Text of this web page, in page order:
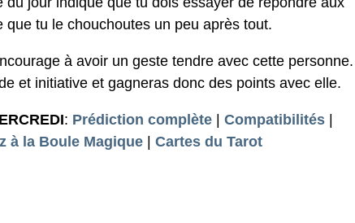
tu le chouchoutes un peu après tout.
à avoir un geste tendre avec cette personne.
et initiative et gagneras donc des points avec elle.
: Prédiction complète | Compatibilités |
à la Boule Magique | Cartes du Tarot